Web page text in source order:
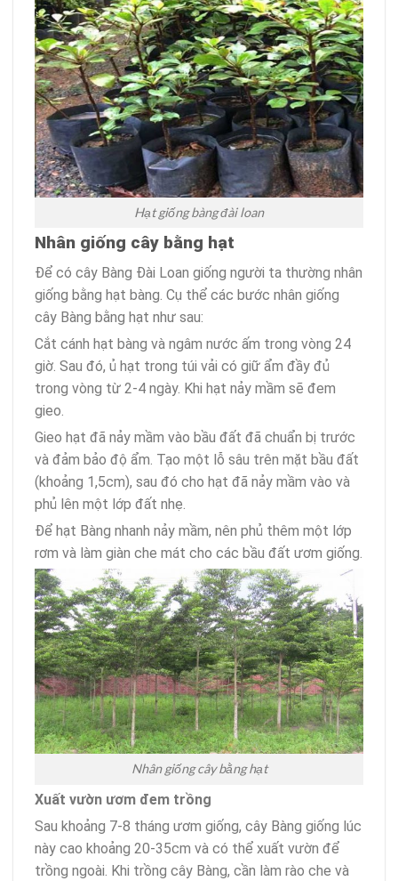
Hạt giống bàng đài loan
Nhân giống cây bằng hạt
Để có cây Bàng Đài Loan giống người ta thường nhân
giống bằng hạt bàng. Cụ thể các bước nhân giống
cây Bàng bằng hạt như sau:
Cắt cánh hạt bàng và ngâm nước ấm trong vòng 24
giờ. Sau đó, ủ hạt trong túi vải có giữ ẩm đầy đủ
trong vòng từ 2-4 ngày. Khi hạt nảy mầm sẽ đem
gieo.
Gieo hạt đã nảy mầm vào bầu đất đã chuẩn bị trước
và đảm bảo độ ẩm. Tạo một lỗ sâu trên mặt bầu đất
(khoảng 1,5cm), sau đó cho hạt đã nảy mầm vào và
phủ lên một lớp đất nhẹ.
Để hạt Bàng nhanh nảy mầm, nên phủ thêm một lớp
rơm và làm giàn che mát cho các bầu đất ươm giống.
Nhân giống cây bằng hạt
Xuất vườn ươm đem trồng
Sau khoảng 7-8 tháng ươm giống, cây Bàng giống lúc
này cao khoảng 20-35cm và có thể xuất vườn để
trồng ngoài. Khi trồng cây Bàng, cần làm rào che và